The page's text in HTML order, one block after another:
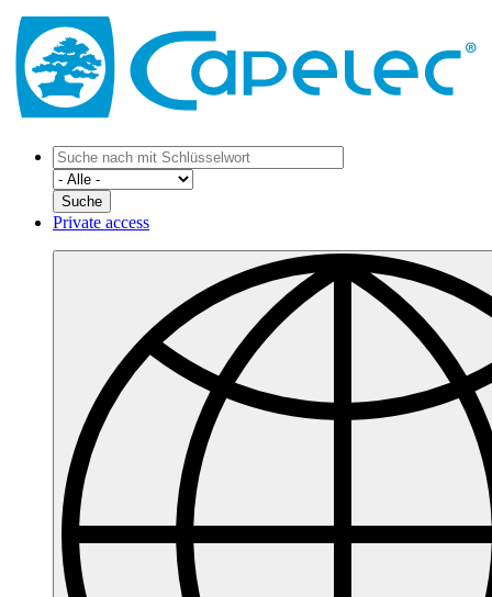
Private access